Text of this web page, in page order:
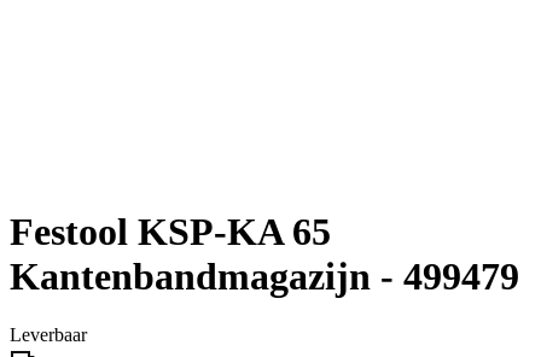
Festool KSP-KA 65
Kantenbandmagazijn - 499479
Leverbaar